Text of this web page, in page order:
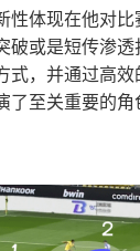
性体现在他对
破或是短传渗
式，并通过高
至关重要的角